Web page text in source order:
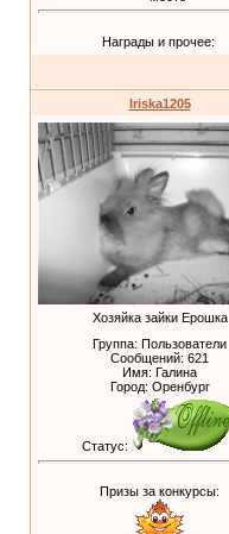
Награды и прочее:
Iriska1205
Хозяйка зайки Ерошка
Группа: Пользователи
Сообщений: 621
Имя: Галина
Город: Оренбург
Статус:
Призы за конкурсы: